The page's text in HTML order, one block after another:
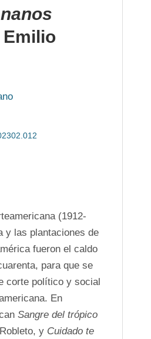
Emilio
(1912-
y las plantaciones de
fueron el caldo
para que se
corte político y social
En
Sangre del trópico
y Cuidado te